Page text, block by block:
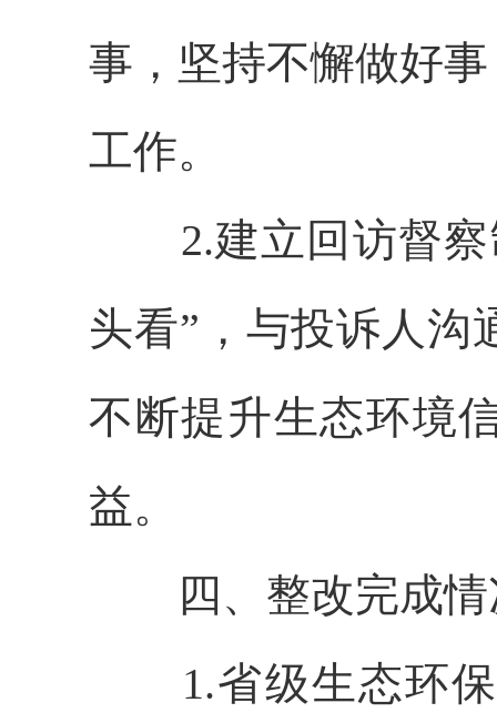
事，坚持不懈做好
工作。
2.建立回访督
头看”，与投诉人沟
不断提升生态环境
益。
四、整改完成
1.省级生态环